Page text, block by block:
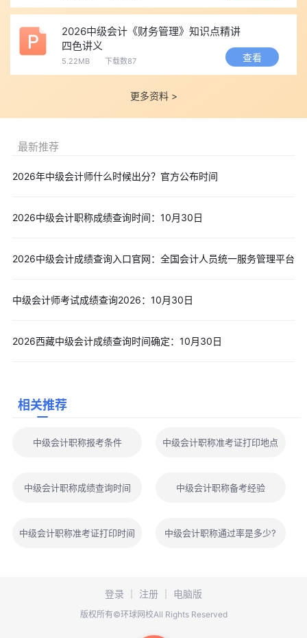
2026中级会计《财务管理》知识点精讲
四色讲义
5.22MB 下载数87 查看
更多资料 >
最新推荐
2026年中级会计师什么时候出分？官方公布时间
2026中级会计职称成绩查询时间：10月30日
2026中级会计成绩查询入口官网：全国会计人员统一服务管理平台
中级会计师考试成绩查询2026：10月30日
2026西藏中级会计成绩查询时间确定：10月30日
相关推荐
中级会计职称报考条件 中级会计职称准考证打印地点
中级会计职称成绩查询时间 中级会计职称备考经验
中级会计职称准考证打印时间 中级会计职称通过率是多少?
登录 注册 电脑版
版权所有©环球网校All Rights Reserved